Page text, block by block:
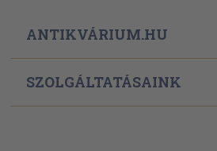
ANTIKVÁRIUM.HU
SZOLGÁLTATÁSAINK